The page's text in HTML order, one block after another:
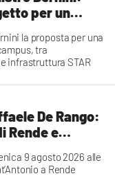
per un
la proposta per una
tra
infrastruttura STAR
De Rango:
Rende e
9 agosto 2026 alle
a Rende